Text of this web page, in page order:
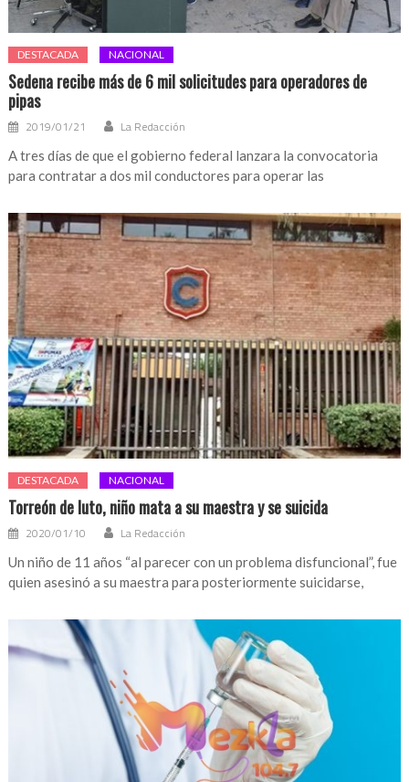
DESTACADA NACIONAL
Sedena recibe más de 6 mil solicitudes para operadores de
pipas
2019/01/21 La Redacción
A tres días de que el gobierno federal lanzara la convocatoria
para contratar a dos mil conductores para operar las
DESTACADA NACIONAL
Torreón de luto, niño mata a su maestra y se suicida
2020/01/10 La Redacción
Un niño de 11 años “al parecer con un problema disfuncional”, fue
quien asesinó a su maestra para posteriormente suicidarse,